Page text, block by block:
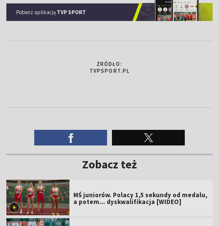
Pobierz aplikację TVP SPORT
ŹRÓDŁO:
TVPSPORT.PL
Zobacz też
MŚ juniorów. Polacy 1,5 sekundy od medalu,
a potem... dyskwalifikacja [WIDEO]